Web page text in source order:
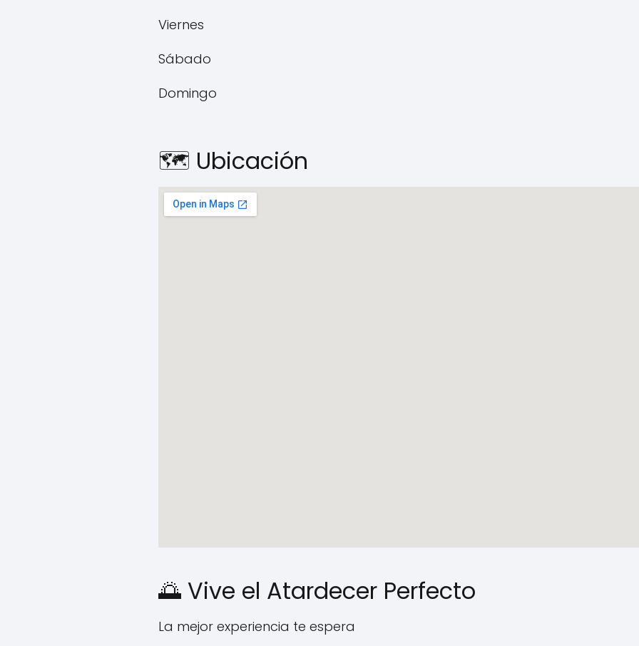
Viernes
Sábado
Domingo
🗺️ Ubicación
🌅 Vive el Atardecer Perfecto
La mejor experiencia te espera